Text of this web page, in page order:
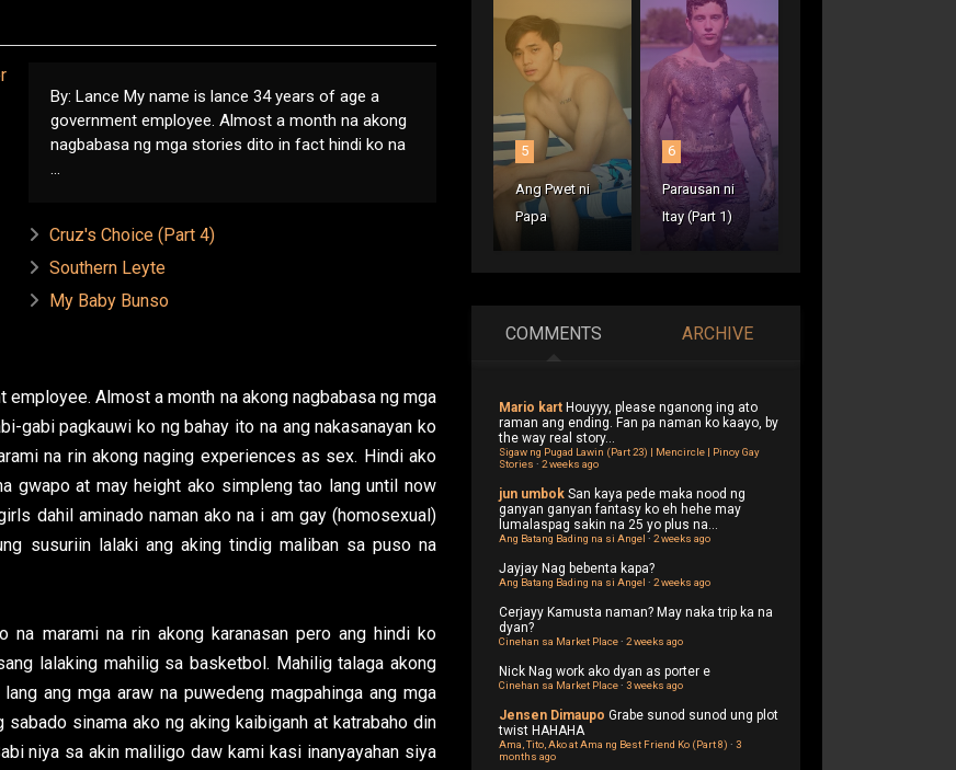
By: Lance My name is lance 34 years of age a
government employee. Almost a month na akong
nagbabasa ng mga stories dito in fact hindi ko na
...
Cruz's Choice (Part 4)
Southern Leyte
My Baby Bunso
Almost a month na akong nagbabasa ng mga
gabi pagkauwi ko ng bahay ito na ang nakasanayan ko
na rin akong naging experiences as sex. Hindi ako
gwapo at may height ako simpleng tao lang until now
dahil aminado naman ako na i am gay (homosexual)
susuriin lalaki ang aking tindig maliban sa puso na
marami na rin akong karanasan pero ang hindi ko
lalaking mahilig sa basketbol. Mahilig talaga akong
ang mga araw na puwedeng magpahinga ang mga
sinama ako ng aking kaibiganh at katrabaho din
niya sa akin maliligo daw kami kasi inanyayahan siya
5
Ang Pwet ni
Papa
6
Parausan ni
Itay (Part 1)
COMMENTS ARCHIVE
Mario kart Houyyy, please nganong ing ato
raman ang ending. Fan pa naman ko kaayo, by
the way real story...
Sigaw ng Pugad Lawin (Part 23) | Mencircle | Pinoy Gay
Stories · 2 weeks ago
jun umbok San kaya pede maka nood ng
ganyan ganyan fantasy ko eh hehe may
lumalaspag sakin na 25 yo plus na...
Ang Batang Bading na si Angel · 2 weeks ago
Jayjay Nag bebenta kapa?
Ang Batang Bading na si Angel · 2 weeks ago
Cerjayy Kamusta naman? May naka trip ka na
dyan?
Cinehan sa Market Place· 2 weeks ago
Nick Nag work ako dyan as porter e
Cinehan sa Market Place· 3 weeks ago
Jensen Dimaupo Grabe sunod sunod ung plot
twist HAHAHA
Ama, Tito, Ako at Ama ng Best Friend Ko (Part 8) · 3
months ago